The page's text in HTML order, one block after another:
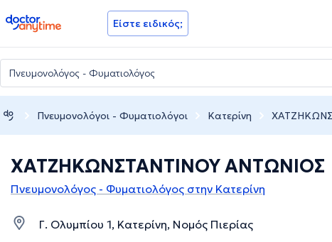
doctoranytime Είστε ειδικός;
Πνευμονολόγοι - Φυματιολόγοι Κατερίνη
ΧΑΤΖΗΚΩΝΣΤΑΝΤΙΝΟΥ ΑΝΤΩΝΙΟΣ
Πνευμονολόγος - Φυματιολόγος στην Κατερίνη
Γ. Ολυμπίου 1, Κατερίνη, Νομός Πιερίας